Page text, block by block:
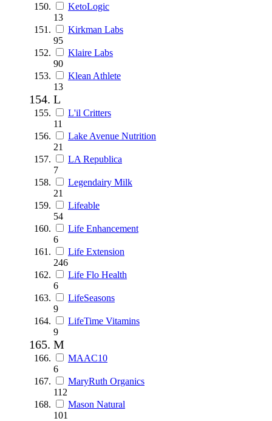
KetoLogic
13
Kirkman Labs
95
Klaire Labs
90
Klean Athlete
13
L
L'il Critters
11
Lake Avenue Nutrition
21
LA Republica
7
Legendairy Milk
21
Lifeable
54
Life Enhancement
6
Life Extension
246
Life Flo Health
6
LifeSeasons
9
LifeTime Vitamins
9
M
MAAC10
6
MaryRuth Organics
112
Mason Natural
101